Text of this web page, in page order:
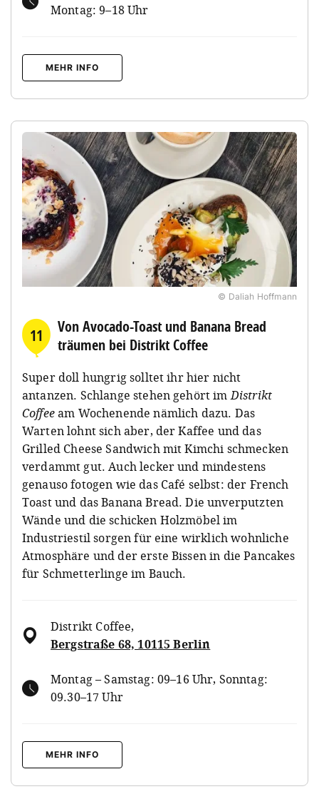
Montag: 9–18 Uhr
MEHR INFO
© Daliah Hoffmann
11
Von Avocado-Toast und Banana Bread
träumen bei Distrikt Coffee
Super doll hungrig solltet ihr hier nicht
antanzen. Schlange stehen gehört imDistrikt
Coffeeam Wochenende nämlich dazu. Das
Warten lohnt sich aber, der Kaffee und das
Grilled Cheese Sandwich mit Kimchi schmecken
verdammt gut. Auch lecker und mindestens
genauso fotogen wie das Café selbst: der French
Toast und das Banana Bread. Die unverputzten
Wände und die schicken Holzmöbel im
Industriestil sorgen für eine wirklich wohnliche
Atmosphäre und der erste Bissen in die Pancakes
für Schmetterlinge im Bauch.
Distrikt Coffee,
Bergstraße 68, 10115 Berlin
Montag – Samstag: 09–16 Uhr, Sonntag:
09.30–17 Uhr
MEHR INFO